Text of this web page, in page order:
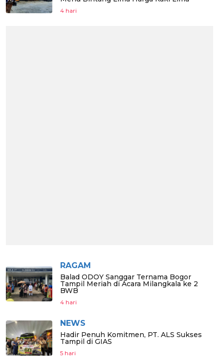
4 hari
RAGAM
Balad ODOY Sanggar Ternama Bogor
Tampil Meriah di Acara Milangkala ke 2
BWB
4 hari
NEWS
Hadir Penuh Komitmen, PT. ALS Sukses
Tampil di GIAS
5 hari